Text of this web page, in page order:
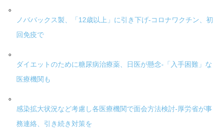
ノババックス製、「12歳以上」に引き下げ-コロナワクチン、初
回免疫で
ダイエットのために糖尿病治療薬、日医が懸念-「入手困難」な
医療機関も
感染拡大状況など考慮し各医療機関で面会方法検討-厚労省が事
務連絡、引き続き対策を